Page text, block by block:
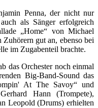
Penna, der nicht nur
als Sänger erfolgreich
„Home“ von Michael
gut an, ebenso bei
im Zugabenteil brachte.
das Orchester noch einmal
Big-Band-Sound das
At The Savoy“ und
Hann (Trompete),
Leopold (Drums) erhielten